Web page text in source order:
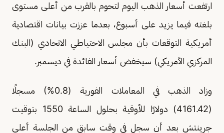
ارتفعت أسعار الذهب اليوم لتحوم بالقرب من أعلى مستوى
بلغته فيما يزيد على أسبوع، بعدما عززت بيانات اقتصادية
أمريكية التوقعات بأن مجلس الاحتياطي الاتحادي (البنك
المركزي الأمريكي) سيخفض أسعار الفائدة في ديسمبر.
وزاد الذهب في المعاملات الفورية (0.8%) مسجلًا
(4161.42) دولارًا للأوقية بحلول الساعة 1550 بتوقيت
جرينتش بعد أن سجل في وقت سابق من الجلسة أعلى